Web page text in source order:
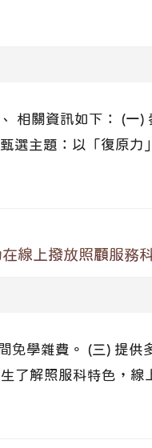
相關資訊如下： (一)
選主題：以「復原力
線上撥放照顧服務
學雜費。 (三) 提供
了解照服科特色，線